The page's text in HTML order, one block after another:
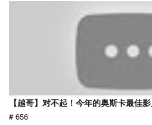
【越哥】对不起！今年的奥斯卡最佳
# 656